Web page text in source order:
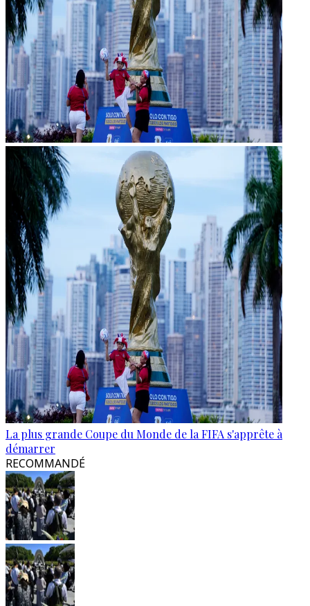
La plus grande Coupe du Monde de la FIFA s'apprête à
démarrer
RECOMMANDÉ